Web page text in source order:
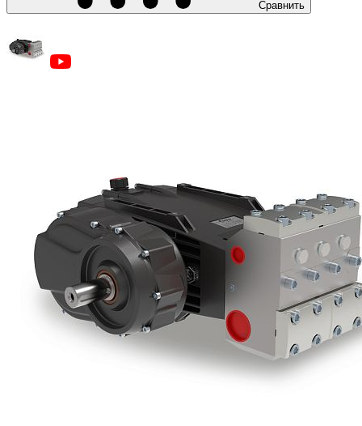
Сравнить